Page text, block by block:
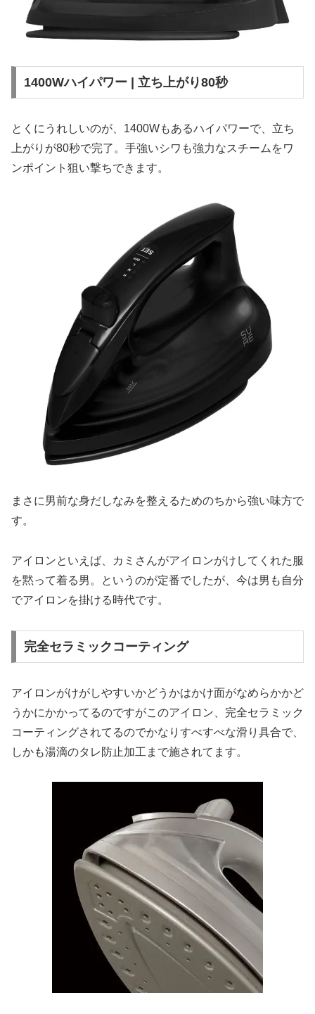
1400Wハイパワー | 立ち上がり80秒
とくにうれしいのが、1400Wもあるハイパワーで、立ち
上がりが80秒で完了。手強いシワも強力なスチームをワ
ンポイント狙い撃ちできます。
まさに男前な身だしなみを整えるためのちから強い味方で
す。
アイロンといえば、カミさんがアイロンがけしてくれた服
を黙って着る男。というのが定番でしたが、今は男も自分
でアイロンを掛ける時代です。
完全セラミックコーティング
アイロンがけがしやすいかどうかはかけ面がなめらかかど
うかにかかってるのですがこのアイロン、完全セラミック
コーティングされてるのでかなりすべすべな滑り具合で、
しかも湯滴のタレ防止加工まで施されてます。